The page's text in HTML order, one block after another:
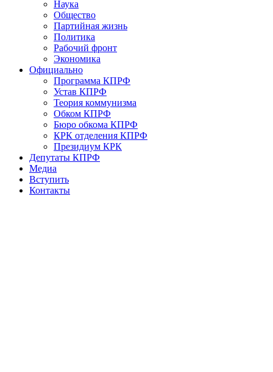
Наука
Общество
Партийная жизнь
Политика
Рабочий фронт
Экономика
Официально
Программа КПРФ
Устав КПРФ
Теория коммунизма
Обком КПРФ
Бюро обкома КПРФ
КРК отделения КПРФ
Президиум КРК
Депутаты КПРФ
Медиа
Вступить
Контакты